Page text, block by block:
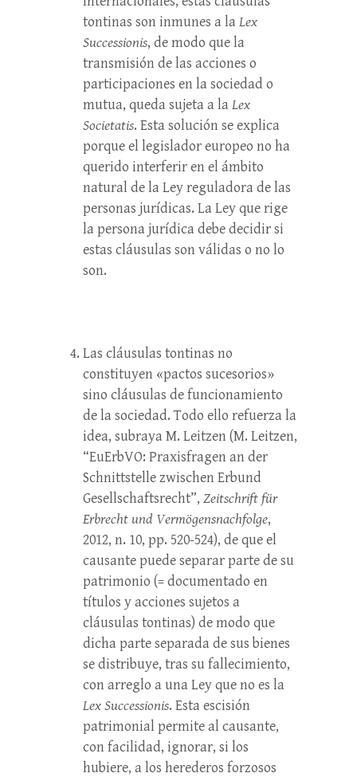
tontinas son inmunes a la Lex
Successionis, de modo que la
transmisión de las acciones o
participaciones en la sociedad o
mutua, queda sujeta a la Lex
Societatis. Esta solución se explica
porque el legislador europeo no ha
querido interferir en el ámbito
natural de la Ley reguladora de las
personas jurídicas. La Ley que rige
la persona jurídica debe decidir si
estas cláusulas son válidas o no lo
son.
Las cláusulas tontinas no
constituyen «pactos sucesorios»
sino cláusulas de funcionamiento
de la sociedad. Todo ello refuerza la
idea, subraya M. Leitzen (M. Leitzen,
“EuErbVO: Praxisfragen an der
Schnittstelle zwischen Erbund
Gesellschaftsrecht”, Zeitschrift für
Erbrecht und Vermögensnachfolge,
2012, n. 10, pp. 520-524), de que el
causante puede separar parte de su
patrimonio (= documentado en
títulos y acciones sujetos a
cláusulas tontinas) de modo que
dicha parte separada de sus bienes
se distribuye, tras su fallecimiento,
con arreglo a una Ley que no es la
Lex Successionis. Esta escisión
patrimonial permite al causante,
con facilidad, ignorar, si los
hubiere, a los herederos forzosos